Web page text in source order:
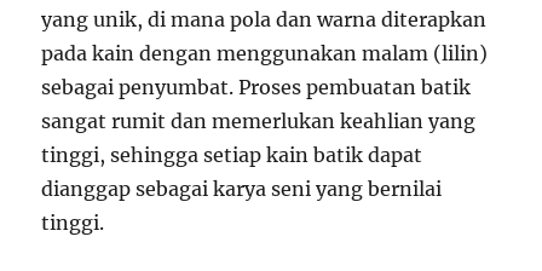
yang unik, di mana pola dan warna diterapkan
pada kain dengan menggunakan malam (lilin)
sebagai penyumbat. Proses pembuatan batik
sangat rumit dan memerlukan keahlian yang
tinggi, sehingga setiap kain batik dapat
dianggap sebagai karya seni yang bernilai
tinggi.